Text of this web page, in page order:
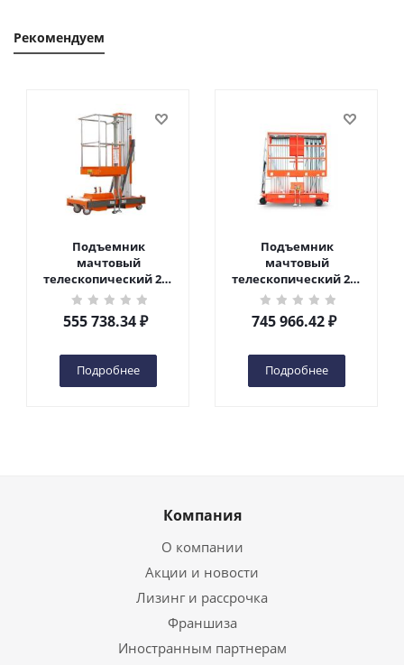
Рекомендуем
Подъемник
мачтовый
телескопический 200
кг 6 м TOR GTWY6-200S
DC 2-мачтовый
(автономный) (G) в
555 738.34₽
Подробнее
Подъемник
мачтовый
телескопический 200
кг 10 м TOR GTWY10-
200S DC 2-мачтовый
(автономный) (N) в
745 966.42₽
Подробнее
Компания
О компании
Акции и новости
Лизинг и рассрочка
Франшиза
Иностранным партнерам